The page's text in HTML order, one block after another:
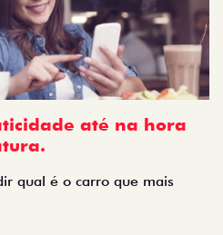
até na hora
qual é o carro que mais